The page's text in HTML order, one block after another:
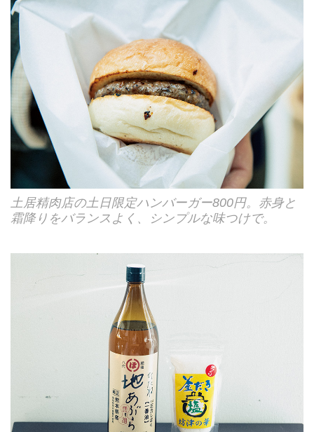
土居精肉店の土日限定ハンバーガー800円。赤身と
霜降りをバランスよく、シンプルな味つけで。